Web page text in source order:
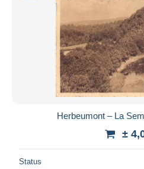
Herbeumont – La
±
Status